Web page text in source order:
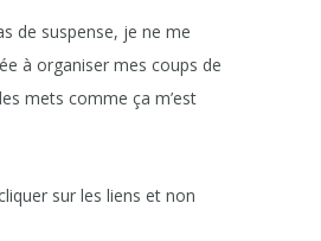
de suspense, je ne me
à organiser mes coups de
mets comme ça m’est
sur les liens et non